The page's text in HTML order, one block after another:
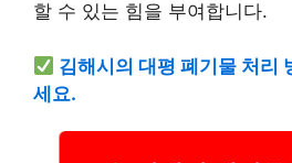
할 수 있는 힘을 부여합니다.
김해시의 대평 폐기물 처리
세요.